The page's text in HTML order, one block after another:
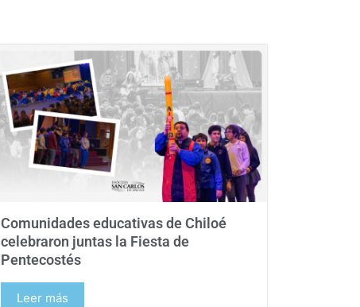
Comunidades educativas de Chiloé
celebraron juntas la Fiesta de
Pentecostés
Leer más